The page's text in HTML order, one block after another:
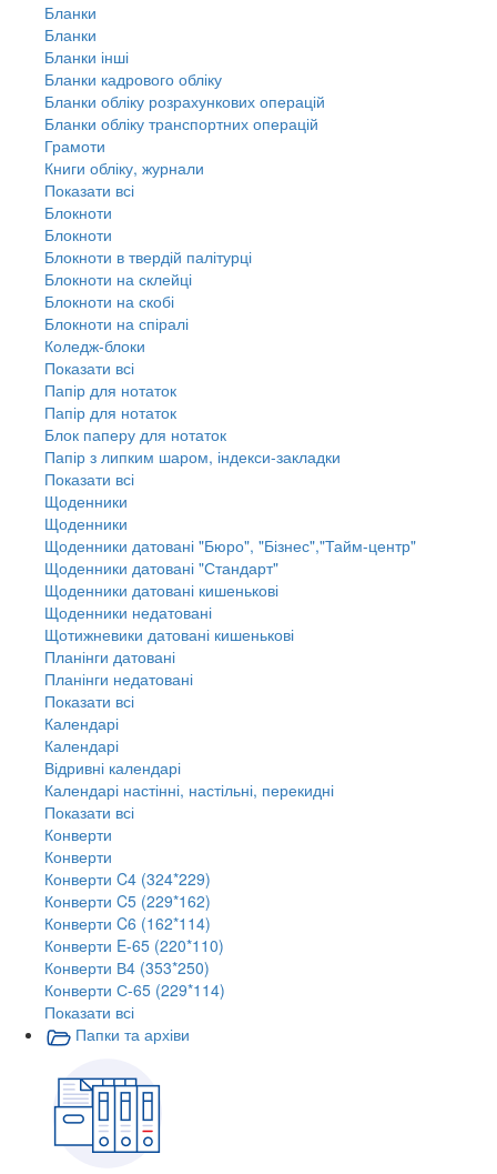
Бланки
Бланки
Бланки інші
Бланки кадрового обліку
Бланки обліку розрахункових операцій
Бланки обліку транспортних операцій
Грамоти
Книги обліку, журнали
Показати всі
Блокноти
Блокноти
Блокноти в твердій палітурці
Блокноти на склейці
Блокноти на скобі
Блокноти на спіралі
Коледж-блоки
Показати всі
Папір для нотаток
Папір для нотаток
Блок паперу для нотаток
Папір з липким шаром, індекси-закладки
Показати всі
Щоденники
Щоденники
Щоденники датовані "Бюро", "Бізнес","Тайм-центр"
Щоденники датовані "Стандарт"
Щоденники датовані кишенькові
Щоденники недатовані
Щотижневики датовані кишенькові
Планінги датовані
Планінги недатовані
Показати всі
Календарі
Календарі
Відривні календарі
Календарі настінні, настільні, перекидні
Показати всі
Конверти
Конверти
Конверти C4 (324*229)
Конверти C5 (229*162)
Конверти C6 (162*114)
Конверти E-65 (220*110)
Конверти В4 (353*250)
Конверти С-65 (229*114)
Показати всі
Папки та архіви